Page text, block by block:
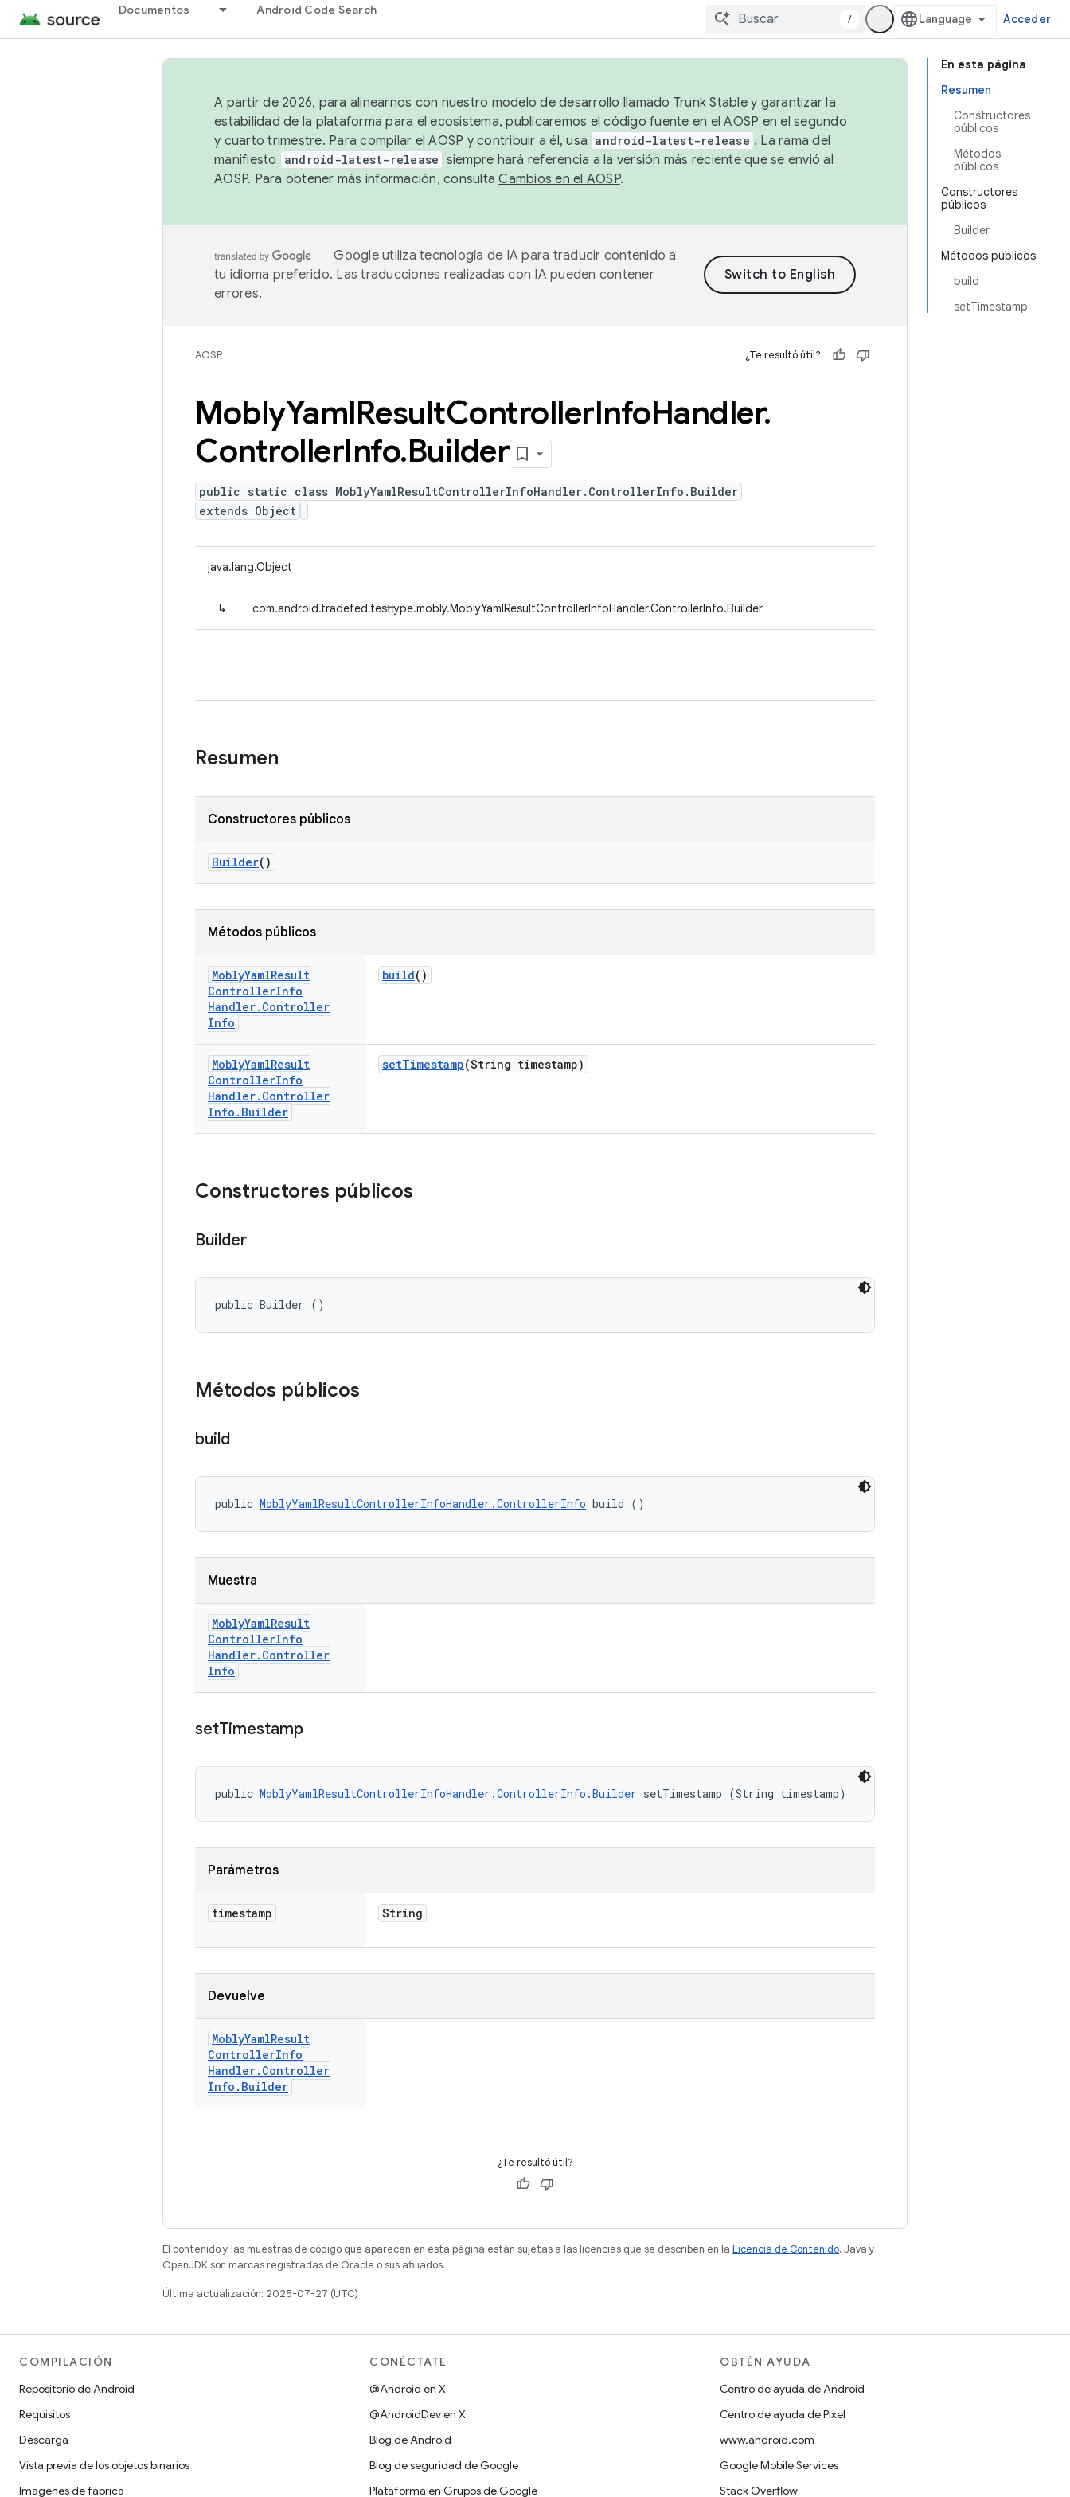
Documentos Android Code Search
/ Acceder
En esta página
Resumen
Constructores
públicos
Métodos
públicos
Constructores
públicos
Builder
Métodos públicos
build
setTimestamp
A partir de 2026, para alinearnos con nuestro modelo de desarrollo llamado Trunk Stable y garantizar la
estabilidad de la plataforma para el ecosistema, publicaremos el código fuente en el AOSP en el segundo
y cuarto trimestre. Para compilar el AOSP y contribuir a él, usa android-latest-release . La rama del
manifiesto
android-latest-release siempre hará referencia a la versión más reciente que se envió al
AOSP. Para obtener más información, consultaCambios en el AOSP.
Google utiliza tecnología de IA para traducir contenido a
tu idioma preferido. Las traducciones realizadas con IA pueden contener
errores.
AOSP ¿Te resultó útil?
MoblyYamlResultControllerInfoHandler.
ControllerInfo.Builder
public static class MoblyYamlResultControllerInfoHandler.ControllerInfo.Builder
extends Object
java.lang.Object
↳ com.android.tradefed.testtype.mobly.MoblyYamlResultControllerInfoHandler.ControllerInfo.Builder
Resumen
Constructores públicos
Builder()
Métodos públicos
MoblyYamlResult
ControllerInfo
Handler. Controller
Info
build()
MoblyYamlResult
ControllerInfo
Handler. Controller
Info . Builder
setTimestamp(String timestamp)
Constructores públicos
Builder
public Builder ()
Métodos públicos
build
public MoblyYamlResultControllerInfoHandler.ControllerInfo build ()
Muestra
MoblyYamlResult
ControllerInfo
Handler. Controller
Info
setTimestamp
public MoblyYamlResultControllerInfoHandler.ControllerInfo.Builder setTimestamp (String timestamp)
Parámetros
timestamp String
Devuelve
MoblyYamlResult
ControllerInfo
Handler. Controller
Info . Builder
¿Te resultó útil?
El contenido y las muestras de código que aparecen en esta página están sujetas a las licencias que se describen en la Licencia de Contenido. Java y
OpenJDK son marcas registradas de Oracle o sus afiliados.
Última actualización: 2025-07-27 (UTC)
COMPILACIÓN
Repositorio de Android
Requisitos
Descarga
Vista previa de los objetos binarios
Imágenes de fábrica
CONÉCTATE
@Android en X
@AndroidDev en X
Blog de Android
Blog de seguridad de Google
Plataforma en Grupos de Google
OBTÉN AYUDA
Centro de ayuda de Android
Centro de ayuda de Pixel
www.android.com
Google Mobile Services
Stack Overflow